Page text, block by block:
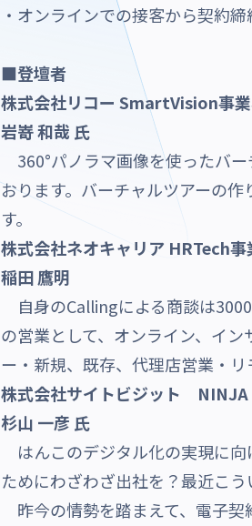
・オンラインでの接客から契約
■登壇者
株式会社リコー SmartVision事
岩嵜 和哉 氏
360°パノラマ画像を使ったバ
おります。バーチャルツアーの
す。
株式会社ネオキャリア HRTech
稲田 鷹明
自身のCallingによる商談は
の営業として、オンライン、イ
ー・新規、既存、代理店営業・
株式会社サイトビジット NINJA
杉山 一彦 氏
はんこのデジタル化の実現に
ためにわざわざ出社を？最近こう
昨今の情勢を踏まえて、電子契